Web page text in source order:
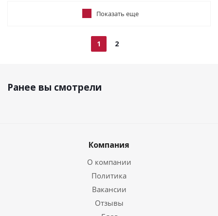
Показать еще
1 2
Ранее вы смотрели
Компания
О компании
Политика
Вакансии
Отзывы